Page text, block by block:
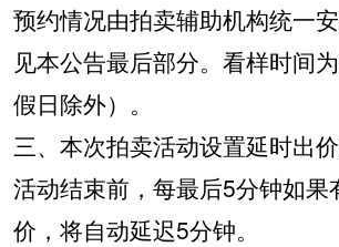
预约情况由拍卖辅助机构统一
见本公告最后部分。看样时间
假日除外）。
三、本次拍卖活动设置延时出
活动结束前，每最后5分钟如果
价，将自动延迟5分钟。